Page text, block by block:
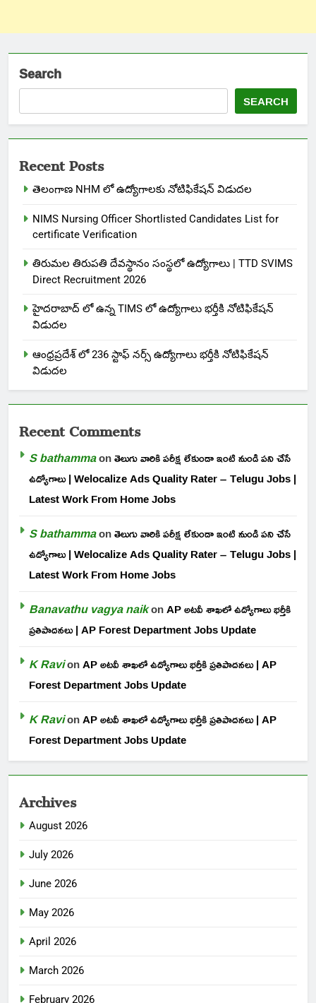
Search
SEARCH
Recent Posts
తెలంగాణ NHM లో ఉద్యోగాలకు నోటిఫికేషన్ విడుదల
NIMS Nursing Officer Shortlisted Candidates List for
certificate Verification
తిరుమల తిరుపతి దేవస్థానం సంస్థలో ఉద్యోగాలు | TTD SVIMS
Direct Recruitment 2026
హైదరాబాద్ లో ఉన్న TIMS లో ఉద్యోగాలు భర్తీకి నోటిఫికేషన్
విడుదల
ఆంధ్రప్రదేశ్ లో 236 స్టాఫ్ నర్స్ ఉద్యోగాలు భర్తీకి నోటిఫికేషన్
విడుదల
Recent Comments
S bathammaonతెలుగు వారికి పరీక్ష లేకుండా ఇంటి నుండి పని చేసే
ఉద్యోగాలు | Welocalize Ads Quality Rater – Telugu Jobs |
Latest Work From Home Jobs
S bathammaonతెలుగు వారికి పరీక్ష లేకుండా ఇంటి నుండి పని చేసే
ఉద్యోగాలు | Welocalize Ads Quality Rater – Telugu Jobs |
Latest Work From Home Jobs
Banavathu vagya naikonAP అటవీ శాఖలో ఉద్యోగాలు భర్తీకి
ప్రతిపాదనలు | AP Forest Department Jobs Update
K RavionAP అటవీ శాఖలో ఉద్యోగాలు భర్తీకి ప్రతిపాదనలు | AP
Forest Department Jobs Update
K RavionAP అటవీ శాఖలో ఉద్యోగాలు భర్తీకి ప్రతిపాదనలు | AP
Forest Department Jobs Update
Archives
August 2026
July 2026
June 2026
May 2026
April 2026
March 2026
February 2026